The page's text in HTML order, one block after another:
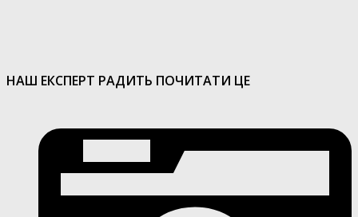
НАШ ЕКСПЕРТ РАДИТЬ ПОЧИТАТИ ЦЕ